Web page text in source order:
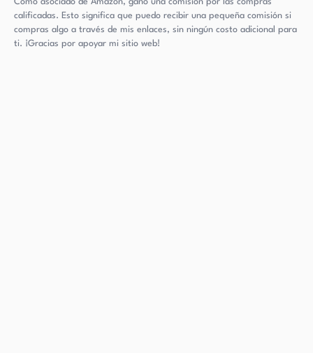
calificadas. Esto significa que puedo recibir una pequeña comisión si
compras algo a través de mis enlaces, sin ningún costo adicional para
ti. ¡Gracias por apoyar mi sitio web!